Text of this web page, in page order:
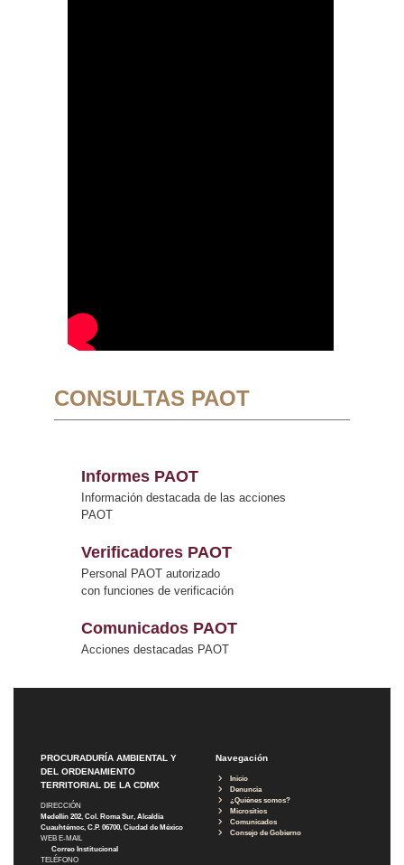
CONSULTAS PAOT
Informes PAOT
Información destacada de las acciones
PAOT
Verificadores PAOT
Personal PAOT autorizado
con funciones de verificación
Comunicados PAOT
Acciones destacadas PAOT
PROCURADURÍA AMBIENTAL Y
DEL ORDENAMIENTO
TERRITORIAL DE LA CDMX
DIRECCIÓN
Medellín 202, Col. Roma Sur, Alcaldía
Cuauhtémoc, C.P. 06700, Ciudad de México
WEB E-MAIL
Correo Institucional
TELÉFONO
Navegación
Inicio
Denuncia
¿Quiénes somos?
Micrositios
Comunicados
Consejo de Gobierno